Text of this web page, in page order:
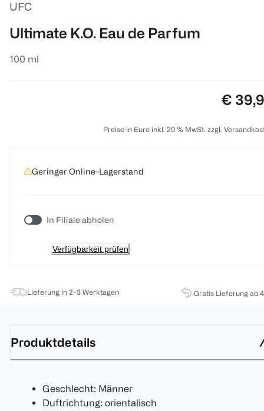
UFC
Ultimate K.O. Eau de Parfum
100 ml
Preis:
€
Preise in Euro inkl. 20 % MwSt. zzgl.
Geringer Online-Lagerstand
In Filiale abholen
Verfügbarkeit prüfen
Lieferung in 2-3 Werktagen Gratis Lieferung ab
Produktdetails
Geschlecht: Männer
Duftrichtung: orientalisch